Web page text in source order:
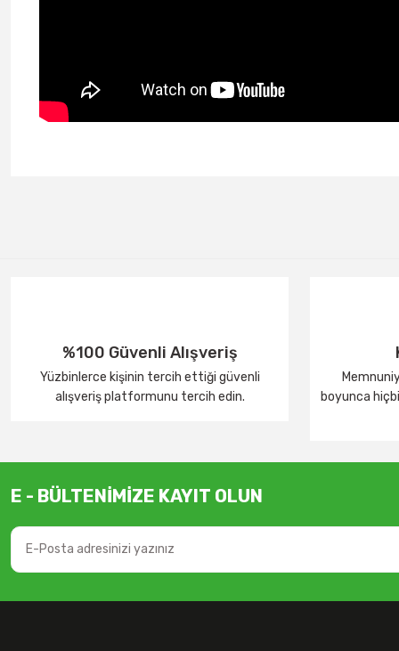
%100 Güvenli Alışveriş
Yüzbinlerce kişinin tercih ettiği güvenli
alışveriş platformunu tercih edin.
boyunca
E - BÜLTENİMİZE KAYIT OLUN